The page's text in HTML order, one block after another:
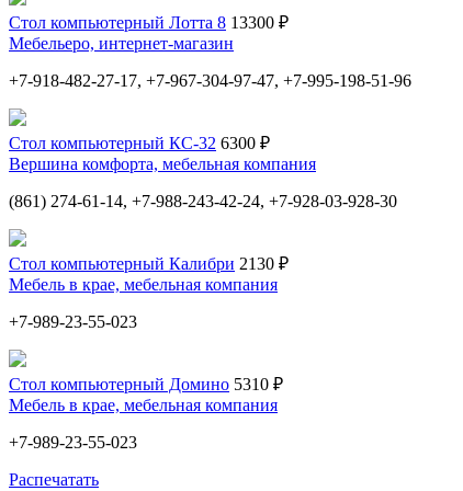
Стол компьютерный Лотта 8 13300 ₽
Мебельеро, интернет-магазин
+7-918-482-27-17, +7-967-304-97-47, +7-995-198-51-96
Стол компьютерный КС-32 6300 ₽
Вершина комфорта, мебельная компания
(861) 274-61-14, +7-988-243-42-24, +7-928-03-928-30
Стол компьютерный Калибри 2130 ₽
Мебель в крае, мебельная компания
+7-989-23-55-023
Стол компьютерный Домино 5310 ₽
Мебель в крае, мебельная компания
+7-989-23-55-023
Распечатать